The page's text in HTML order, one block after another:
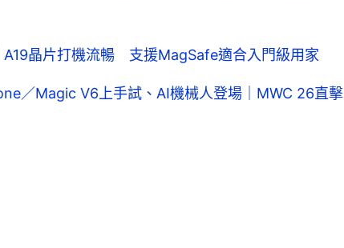
A19晶片打機流暢 支援MagSafe適合入門級用家
／Magic V6上手試、AI機械人登場｜MWC 26直擊